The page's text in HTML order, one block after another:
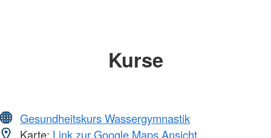
Kurse
Gesundheitskurs Wassergymnastik
Karte: Link zur Google Maps Ansicht